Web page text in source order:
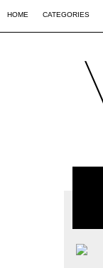
HOME CATEGORIES